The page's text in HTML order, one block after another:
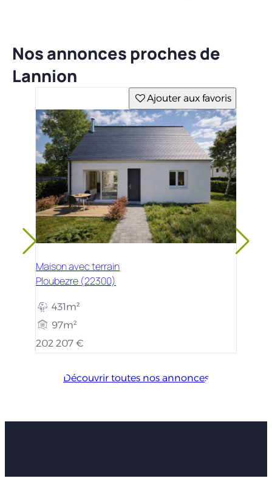
Nos annonces proches de
Lannion
Ajouter aux favoris
Maison avec terrain
Ploubezre (22300)
431m²
97m²
202 207 €
Découvrir toutes nos annonces